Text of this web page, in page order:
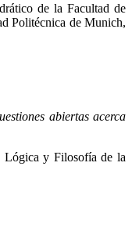
de la Facultad de
Politécnica de Munich,
abiertas acerca
Lógica y Filosofía de la